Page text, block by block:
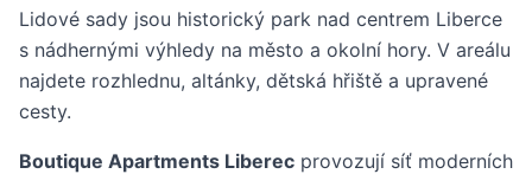
Lidové sady jsou historický park nad centrem Liberce
s nádhernými výhledy na město a okolní hory. V areálu
najdete rozhlednu, altánky, dětská hřiště a upravené
cesty.
Boutique Apartments Liberec provozují síť moderních